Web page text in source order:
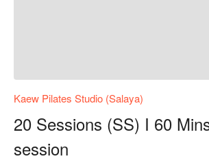
Kaew Pilates Studio (Salaya)
20 Sessions (SS) I 60
session